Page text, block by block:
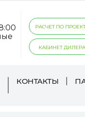
РАСЧЕТ ПО
КАБИНЕТ ДИЛЕРА
КОНТАКТЫ